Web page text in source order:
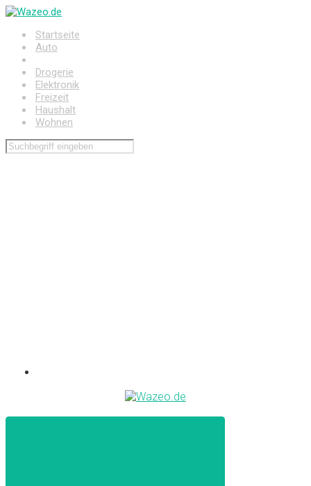
Zum
springenStartseite
Auto
Drogerie
Elektronik
Freizeit
Haushalt
Wohnen